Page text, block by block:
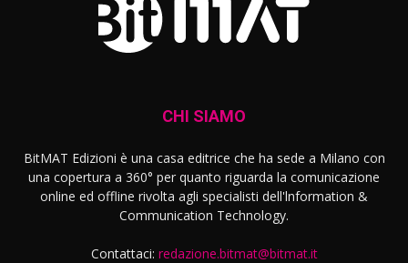
CHI SIAMO
BitMAT Edizioni è una casa editrice che ha sede a Milano con
una copertura a 360° per quanto riguarda la comunicazione
online ed offline rivolta agli specialisti dell'lnformation &
Communication Technology.
Contattaci: redazione.bitmat@bitmat.it